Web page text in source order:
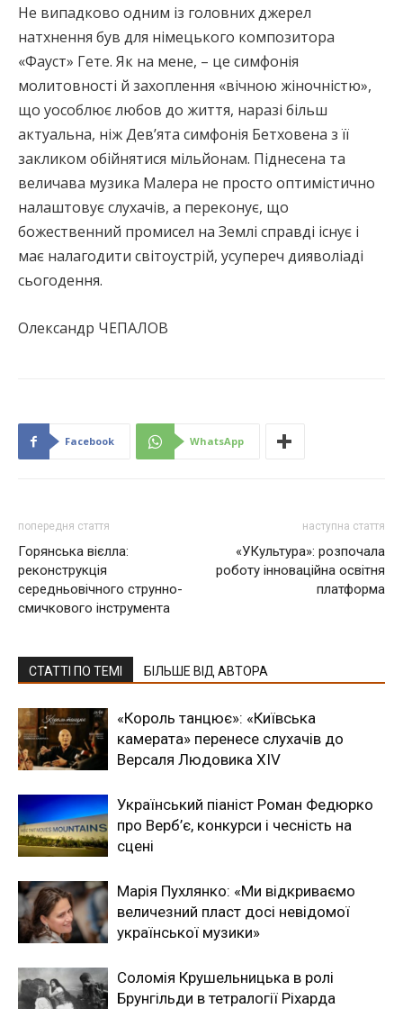
Не випадково одним із головних джерел
натхнення був для німецького композитора
«Фауст» Гете. Як на мене, – це симфонія
молитовності й захоплення «вічною жіночністю»,
що уособлює любов до життя, наразі більш
актуальна, ніж Дев’ята симфонія Бетховена з її
закликом обійнятися мільйонам. Піднесена та
величава музика Малера не просто оптимістично
налаштовує слухачів, а переконує, що
божественний промисел на Землі справді існує і
має налагодити світоустрій, усупереч дияволіаді
сьогодення.
Олександр ЧЕПАЛОВ
Facebook WhatsApp
попередня стаття
Горянська вієлла:
реконструкція
середньовічного струнно-
смичкового інструмента
наступна стаття
«УКультура»: розпочала
роботу інноваційна освітня
платформа
СТАТТІ ПО ТЕМІ БІЛЬШЕ ВІД АВТОРА
«Король танцює»: «Київська
камерата» перенесе слухачів до
Версаля Людовика XIV
Український піаніст Роман Федюрко
про Верб’є, конкурси і чесність на
сцені
Марія Пухлянко: «Ми відкриваємо
величезний пласт досі невідомої
української музики»
Соломія Крушельницька в ролі
Брунгільди в тетралогії Ріхарда